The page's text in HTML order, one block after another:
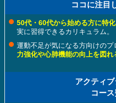
ココに注目
50代・60代から始める方に特
実に習得できるカリキュラム。
運動不足が気になる方向けのプ
力強化や心肺機能の向上を図れ
アクティ
コース